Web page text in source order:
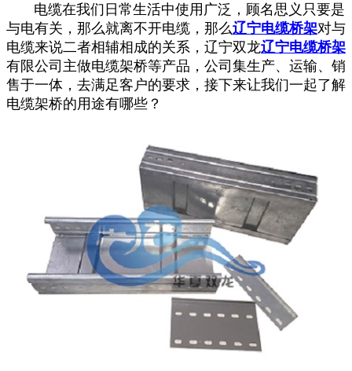
电缆在我们日常生活中使用广泛，顾名思义只要是
与电有关，那么就离不开电缆，那么辽宁电缆桥架对与
电缆来说二者相辅相成的关系，辽宁双龙辽宁电缆桥架
有限公司主做电缆架桥等产品，公司集生产、运输、销
售于一体，去满足客户的要求，接下来让我们一起了解
电缆架桥的用途有哪些？